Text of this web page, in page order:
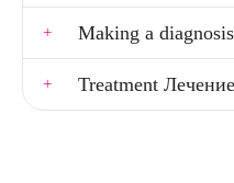
Making a
Treatment Лечение